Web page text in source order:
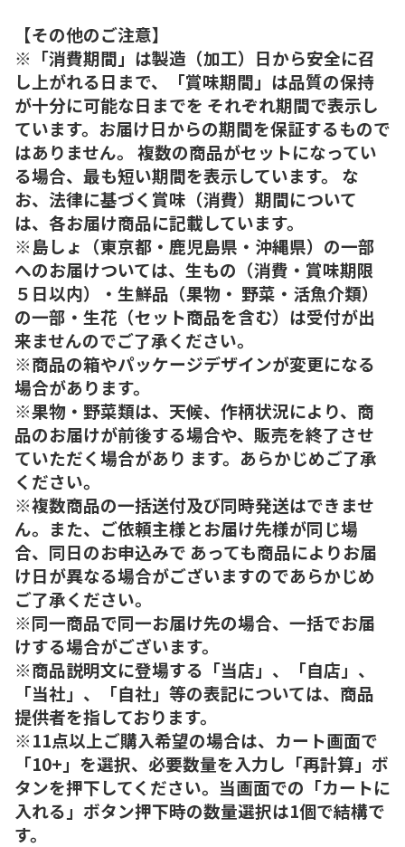
【その他のご注意】
※「消費期間」は製造（加工）日から安全に召
し上がれる日まで、「賞味期間」は品質の保持
が十分に可能な日までを それぞれ期間で表示し
ています。お届け日からの期間を保証するもので
はありません。 複数の商品がセットになってい
る場合、最も短い期間を表示しています。 な
お、法律に基づく賞味（消費）期間について
は、各お届け商品に記載しています。
※島しょ（東京都・鹿児島県・沖縄県）の一部
へのお届けついては、生もの（消費・賞味期限
５日以内）・生鮮品（果物・ 野菜・活魚介類）
の一部・生花（セット商品を含む）は受付が出
来ませんのでご了承ください。
※商品の箱やパッケージデザインが変更になる
場合があります。
※果物・野菜類は、天候、作柄状況により、商
品のお届けが前後する場合や、販売を終了させ
ていただく場合があり ます。あらかじめご了承
ください。
※複数商品の一括送付及び同時発送はできませ
ん。また、ご依頼主様とお届け先様が同じ場
合、同日のお申込みで あっても商品によりお届
け日が異なる場合がございますのであらかじめ
ご了承ください。
※同一商品で同一お届け先の場合、一括でお届
けする場合がございます。
※商品説明文に登場する「当店」、「自店」、
「当社」、「自社」等の表記については、商品
提供者を指しております。
※11点以上ご購入希望の場合は、カート画面で
「10+」を選択、必要数量を入力し「再計算」ボ
タンを押下してください。当画面での「カートに
入れる」ボタン押下時の数量選択は1個で結構で
す。